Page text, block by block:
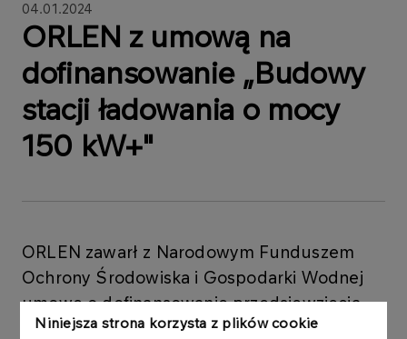
Niniejsza strona korzysta z plików cookie
04.01.2024
ORLEN z umową na
dofinansowanie „Budowy
stacji ładowania o mocy
150 kW+"
ORLEN zawarł z Narodowym Funduszem
Ochrony Środowiska i Gospodarki Wodnej
umowę o dofinansowanie przedsięwzięcia
„Budowy stacji ładowania o mocy 150 kW+”